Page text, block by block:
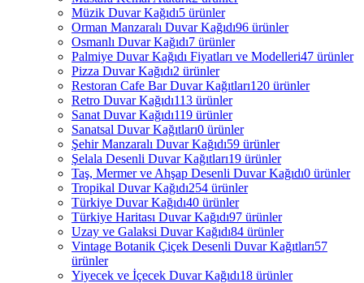
Müzik Duvar Kağıdı5 ürünler
Orman Manzaralı Duvar Kağıdı96 ürünler
Osmanlı Duvar Kağıdı7 ürünler
Palmiye Duvar Kağıdı Fiyatları ve Modelleri47 ürünler
Pizza Duvar Kağıdı2 ürünler
Restoran Cafe Bar Duvar Kağıtları120 ürünler
Retro Duvar Kağıdı113 ürünler
Sanat Duvar Kağıdı119 ürünler
Sanatsal Duvar Kağıtları0 ürünler
Şehir Manzaralı Duvar Kağıdı59 ürünler
Şelala Desenli Duvar Kağıtları19 ürünler
Taş, Mermer ve Ahşap Desenli Duvar Kağıdı0 ürünler
Tropikal Duvar Kağıdı254 ürünler
Türkiye Duvar Kağıdı40 ürünler
Türkiye Haritası Duvar Kağıdı97 ürünler
Uzay ve Galaksi Duvar Kağıdı84 ürünler
Vintage Botanik Çiçek Desenli Duvar Kağıtları57
ürünler
Yiyecek ve İçecek Duvar Kağıdı18 ürünler